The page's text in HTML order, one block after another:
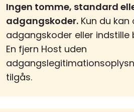
Ingen tomme, standard
adgangskoder. Kun du
adgangskoder eller
En fjern Host uden
tilgås.